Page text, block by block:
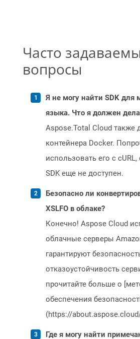
Часто
вопросы
Я не могу найти SDK для
языка. Что я должен
Aspose.Total Cloud также
контейнера Docker.
использовать его с
SDK еще не доступен.
Безопасно ли
XSLFO в облаке?
Конечно! Aspose Cloud
облачные серверы
гарантируют
отказоустойчивость
прочитайте больше о
обеспечения
(https://
Где я могу найти